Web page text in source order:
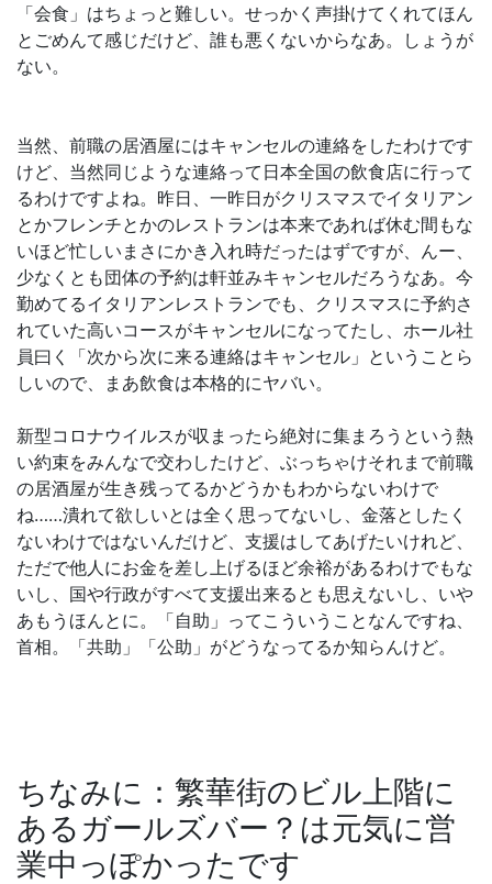
「会食」はちょっと難しい。せっかく声掛けてくれてほん
とごめんて感じだけど、誰も悪くないからなあ。しょうが
ない。
当然、前職の居酒屋にはキャンセルの連絡をしたわけです
けど、当然同じような連絡って日本全国の飲食店に行って
るわけですよね。昨日、一昨日がクリスマスでイタリアン
とかフレンチとかのレストランは本来であれば休む間もな
いほど忙しいまさにかき入れ時だったはずですが、んー、
少なくとも団体の予約は軒並みキャンセルだろうなあ。今
勤めてるイタリアンレストランでも、クリスマスに予約さ
れていた高いコースがキャンセルになってたし、ホール社
員曰く「次から次に来る連絡はキャンセル」ということら
しいので、まあ飲食は本格的にヤバい。
新型コロナウイルスが収まったら絶対に集まろうという熱
い約束をみんなで交わしたけど、ぶっちゃけそれまで前職
の居酒屋が生き残ってるかどうかもわからないわけで
ね……潰れて欲しいとは全く思ってないし、金落としたく
ないわけではないんだけど、支援はしてあげたいけれど、
ただで他人にお金を差し上げるほど余裕があるわけでもな
いし、国や行政がすべて支援出来るとも思えないし、いや
あもうほんとに。「自助」ってこういうことなんですね、
首相。「共助」「公助」がどうなってるか知らんけど。
ちなみに：繁華街のビル上階に
あるガールズバー？は元気に営
業中っぽかったです